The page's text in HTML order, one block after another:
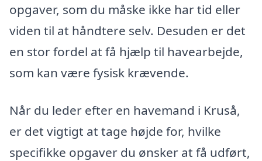
opgaver, som du måske ikke har tid eller
viden til at håndtere selv. Desuden er det
en stor fordel at få hjælp til havearbejde,
som kan være fysisk krævende.
Når du leder efter en havemand i Kruså,
er det vigtigt at tage højde for, hvilke
specifikke opgaver du ønsker at få udført,